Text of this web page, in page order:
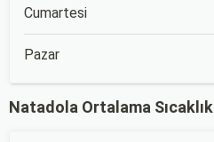
Cumartesi
Pazar
Natadola Ortalama Sıcaklık